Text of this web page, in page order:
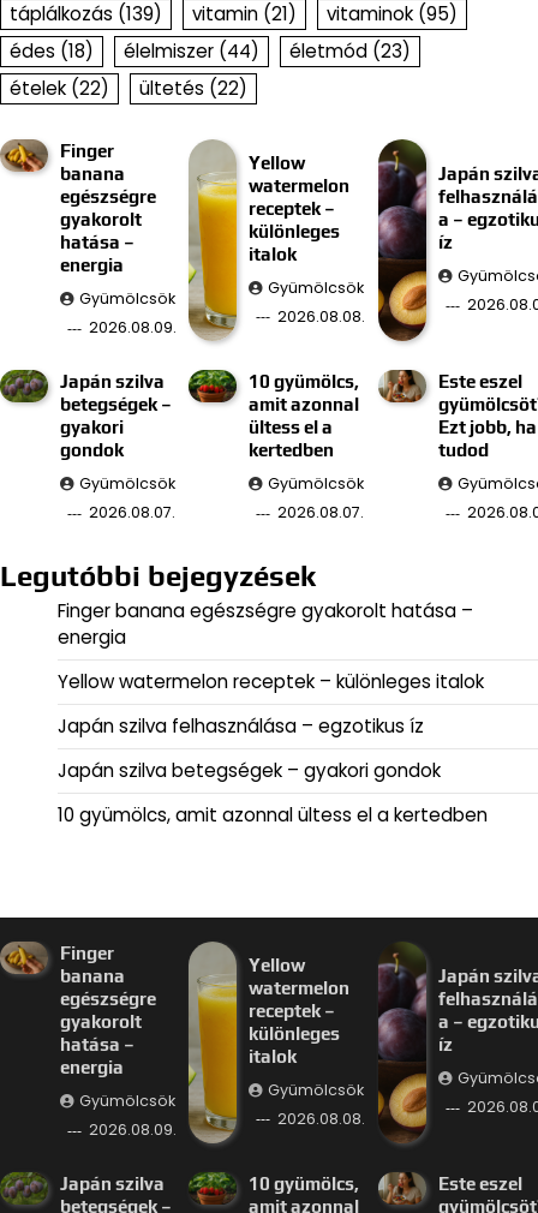
táplálkozás (139) vitamin (21) vitaminok (95)
édes (18) élelmiszer (44) életmód (23)
ételek (22) ültetés (22)
Finger
banana
egészségre
gyakorolt
hatása –
energia
Gyümölcsök
2026.08.09.
Yellow
watermelon
receptek –
különleges
italok
Gyümölcsök
2026.08.08.
Japán
a –
íz
Japán szilva
betegségek –
gyakori
gondok
Gyümölcsök
2026.08.07.
10 gyümölcs,
amit azonnal
ültess el a
kertedben
Gyümölcsök
2026.08.07.
Este eszel
Ezt jobb, ha
tudod
Legutóbbi bejegyzések
Finger banana egészségre gyakorolt hatása –
energia
Yellow watermelon receptek – különleges italok
Japán szilva felhasználása – egzotikus íz
Japán szilva betegségek – gyakori gondok
10 gyümölcs, amit azonnal ültess el a kertedben
Finger
banana
egészségre
gyakorolt
hatása –
energia
Gyümölcsök
2026.08.09.
Yellow
watermelon
receptek –
különleges
italok
Gyümölcsök
2026.08.08.
Japán
a –
íz
Japán szilva
betegségek –
10 gyümölcs,
amit azonnal
Este eszel